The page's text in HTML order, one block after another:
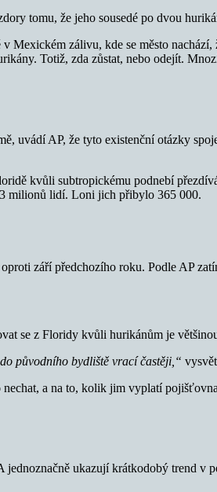
tomu, že jeho sousedé po dvou
zálivu, kde se město
Totiž, zda zůstat, nebo odejít.
uvádí AP, že tyto existenční otázky
kvůli subtropickému podnebí
milionů lidí. Loni jich přibylo 365 000.
září předchozího roku. Podle AP
se z Floridy kvůli hurikánům je
původního bydliště vrací častěji,“
a na to, kolik jim vyplatí
ukazují krátkodobý trend